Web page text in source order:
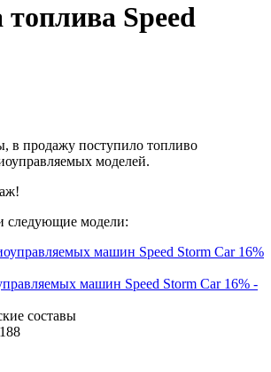
Speed
в продажу поступило топливо
моделей.
следующие модели:
машин Speed Storm Car 16% -
составы